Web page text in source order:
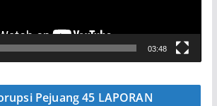
03:48
Pejuang 45 LAPORAN